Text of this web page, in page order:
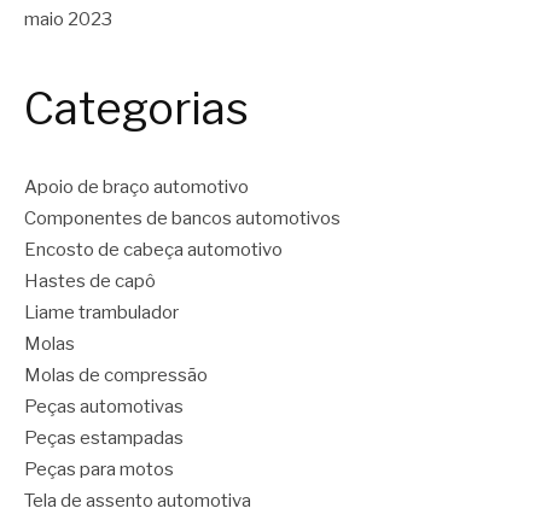
maio 2023
Categorias
Apoio de braço automotivo
Componentes de bancos automotivos
Encosto de cabeça automotivo
Hastes de capô
Liame trambulador
Molas
Molas de compressão
Peças automotivas
Peças estampadas
Peças para motos
Tela de assento automotiva